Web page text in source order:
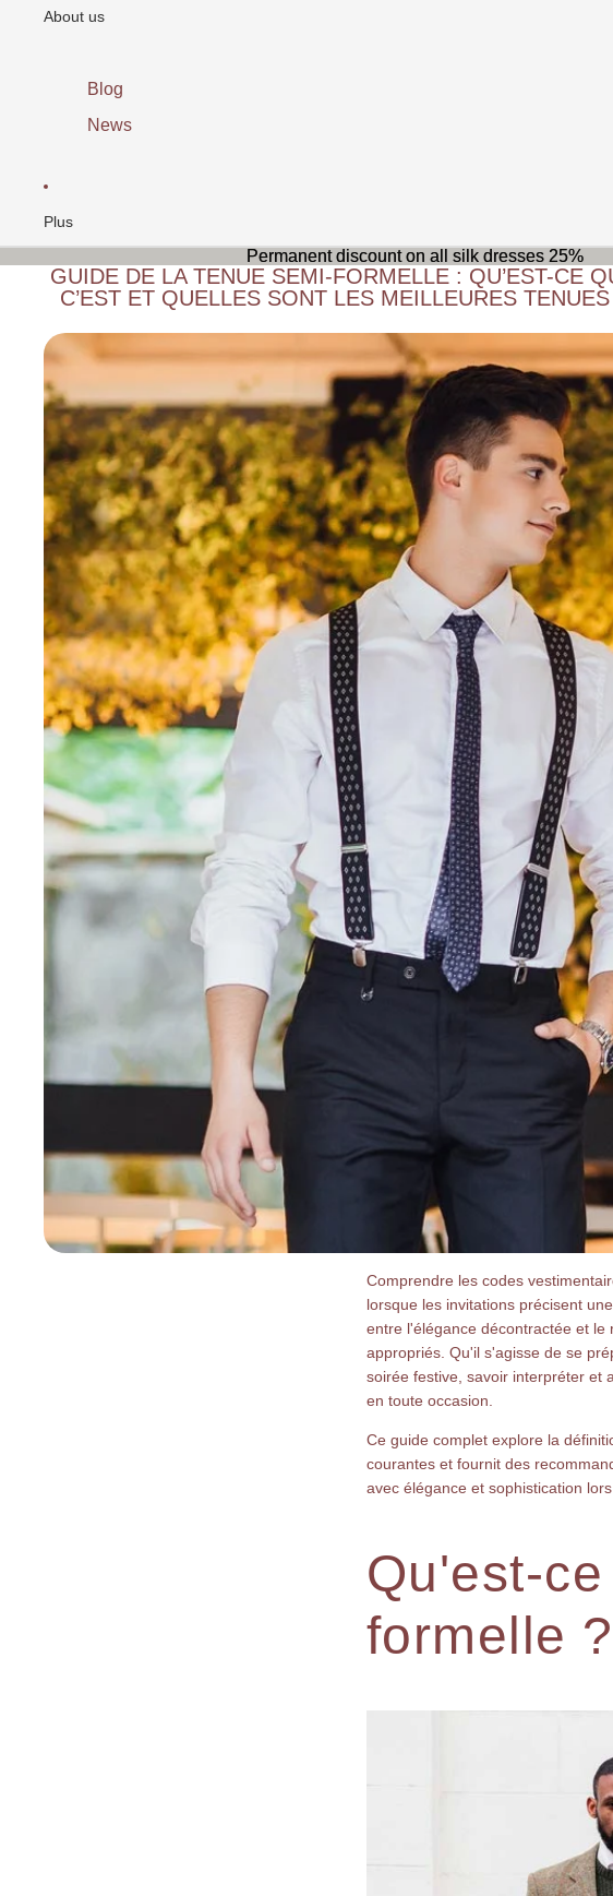
About us
Blog
News
Plus
Permanent discount on all silk dresses 25%
Permanent discount on all silk dresses 25%
GUIDE DE LA TENUE SEMI-FORMELLE : QU’EST-CE
C’EST ET QUELLES SONT LES MEILLEURES
Comprendre les codes
lorsque les invitations précisent
entre l'élégance décontractée et
appropriés. Qu'il s'agisse de se
soirée festive, savoir interpréter et
en toute occasion.
Ce guide complet explore la
courantes et fournit des
avec élégance et sophistication
Qu'est-
formelle ?